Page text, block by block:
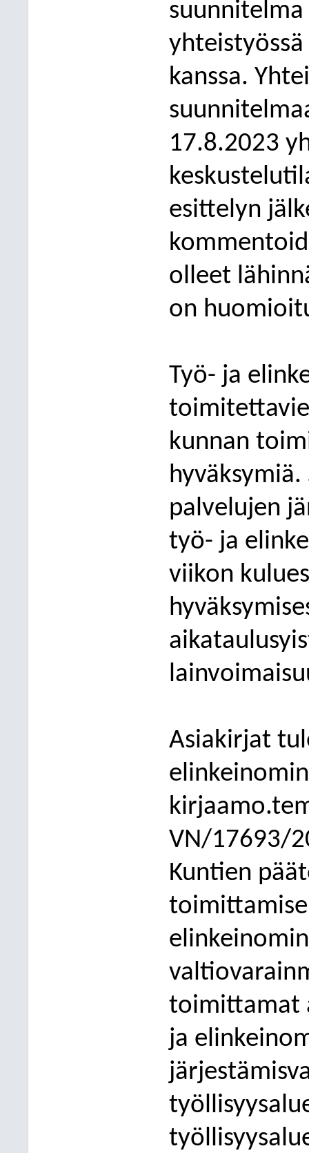
kanssa.
17.8.2023
esittelyn
olleet
on
Työ- ja
kunnan
palvelujen
työ- ja
viikon
Asiakirjat
VN/17693/
Kuntien
toimittamat
ja